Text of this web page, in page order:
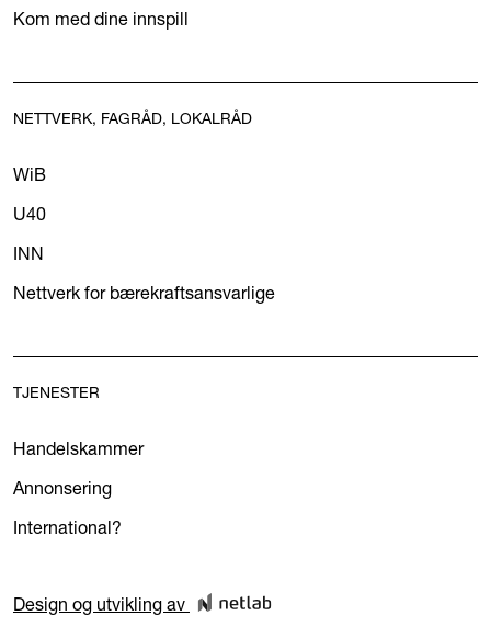
Kom med dine innspill
NETTVERK, FAGRÅD, LOKALRÅD
WiB
U40
INN
Nettverk for bærekraftsansvarlige
TJENESTER
Handelskammer
Annonsering
International?
Design og utvikling av